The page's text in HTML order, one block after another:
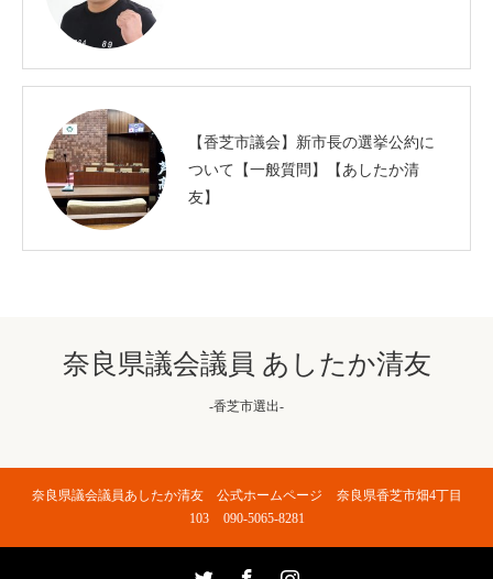
【香芝市議会】新市長の選挙公約に
ついて【一般質問】【あしたか清
友】
奈良県議会議員 あしたか清友
-香芝市選出-
奈良県議会議員あしたか清友 公式ホームページ
奈良県香芝市畑4丁目
103
090-5065-8281